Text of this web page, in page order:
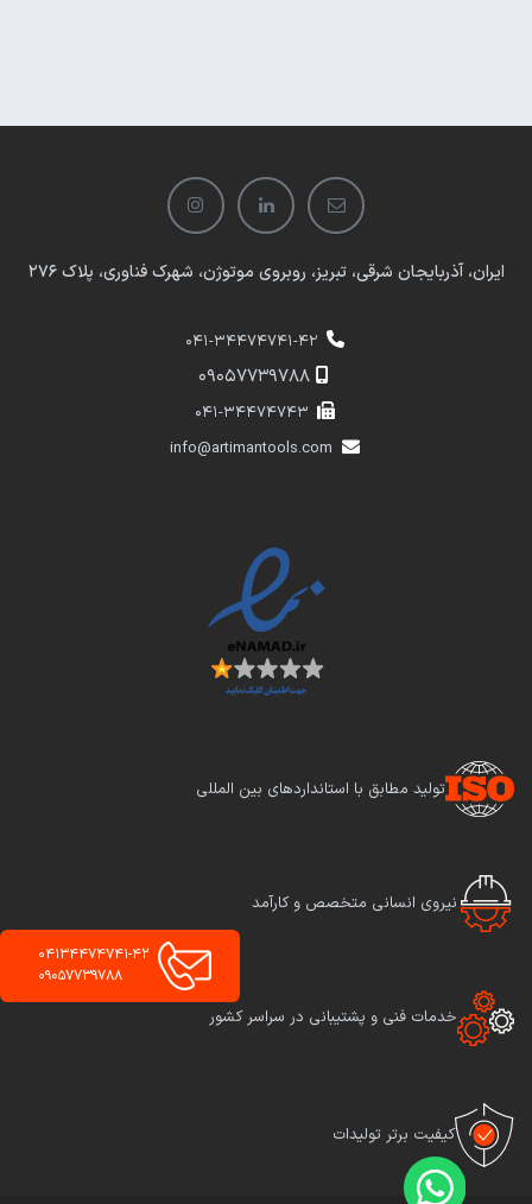
ایران، آذربایجان شرقی، تبریز، روبروی موتوژن، شهرک فناوری، پلاک 276
041-34474741-42
​​09057739788
041-34474743
info@artimantools.com
04134474741-42
09057739788
تولید مطابق با استانداردهای بین المللی
نیروی انسانی متخصص و کارآمد
خدمات فنی و پشتیبانی در سراسر کشور
کیفیت برتر تولیدات